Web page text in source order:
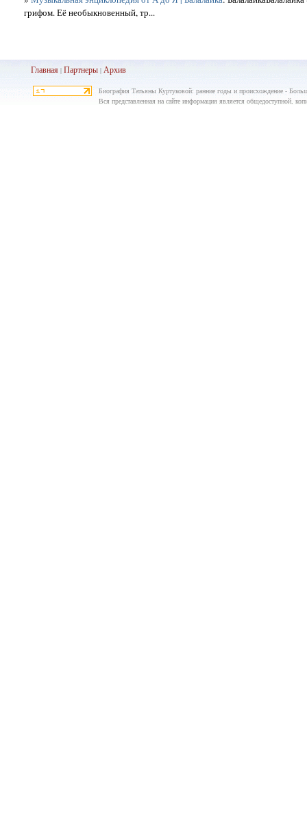
грифом. Её необыкновенный, тр...
Главная| Партнеры| Архив
Биография Татьяны Куртуковой: ранние годы и происхождение -
Вся представленная на сайте информация является общедоступной,